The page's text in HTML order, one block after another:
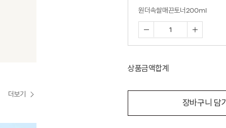
더보기
원더속쌀매끈토너200ml
상품금액합계
장바구니 담기